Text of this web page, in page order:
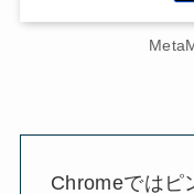
Chromeではピ